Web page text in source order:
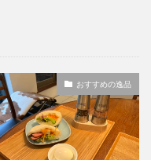
おすすめの逸品
階段 高気密